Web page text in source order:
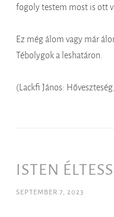
fogoly testem most is ott
Ez még álom vagy már
Tébolygok a leshatáron.
(Lackfi János:
ISTEN
SEPTEMBER 7, 2023